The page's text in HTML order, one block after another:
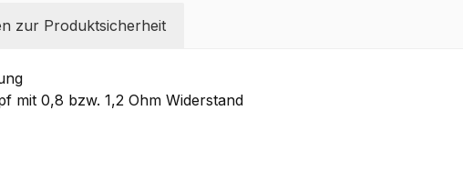
zur Produktsicherheit
mit 0,8 bzw. 1,2 Ohm Widerstand